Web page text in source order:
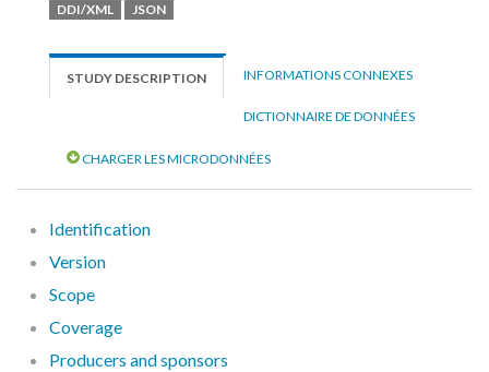
DDI/XML JSON
STUDY DESCRIPTION INFORMATIONS CONNEXES
DICTIONNAIRE DE DONNÉES
CHARGER LES MICRODONNÉES
Identification
Version
Scope
Coverage
Producers and sponsors